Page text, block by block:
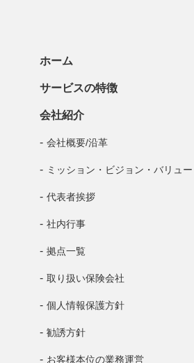
ホーム
サービスの特徴
会社紹介
会社概要/沿革
ミッション・ビジョン・バリュー
代表者挨拶
社内行事
拠点一覧
取り扱い保険会社
個人情報保護方針
勧誘方針
お客様本位の業務運営